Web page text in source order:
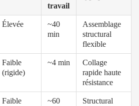
travail
Élevée
~40
min
Assemblage
structural
flexible
Faible
(rigide)
~4 min
Collage
rapide haute
résistance
Faible
~60
Structural